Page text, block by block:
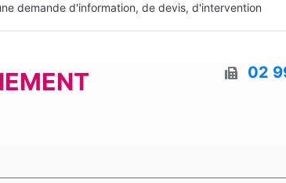
demande d'information, de devis, d'intervention
02